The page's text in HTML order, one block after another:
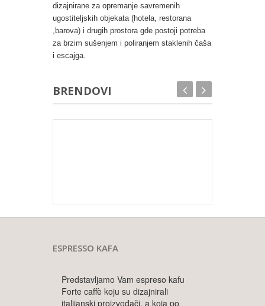
dizajnirane za opremanje savremenih
ugostiteljskih objekata (hotela, restorana
,barova) i drugih prostora gde postoji potreba
za brzim sušenjem i poliranjem staklenih čaša
i escajga.
BRENDOVI
ESPRESSO KAFA
Predstavljamo Vam espreso kafu
Forte caffè koju su dizajnirali
italijanski proizvođači, a koja po